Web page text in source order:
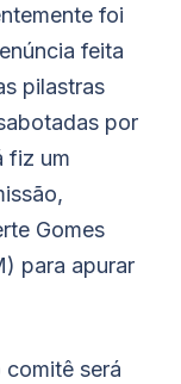
foi
feita
pilastras
por
fiz um
Gomes
para apurar
comitê será